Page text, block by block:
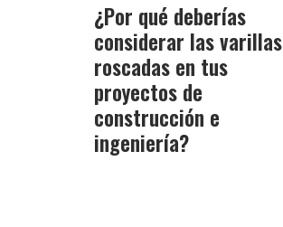
¿Por qué deberías
considerar las varillas
roscadas en tus
proyectos de
construcción e
ingeniería?